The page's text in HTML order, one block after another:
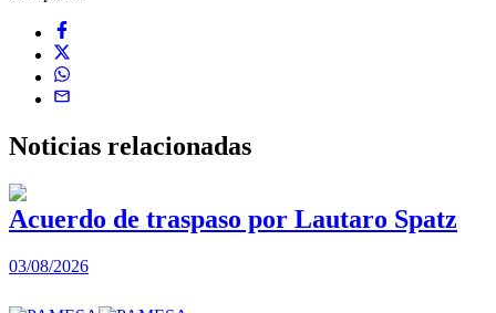
Noticias relacionadas
Acuerdo de traspaso por Lautaro Spatz
03/08/2026